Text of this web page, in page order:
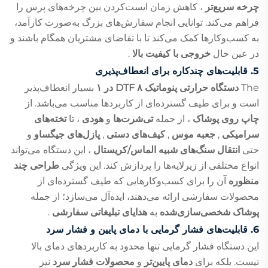
چرخه سریع‌تر ، کاهش زمان ایست‌کردن بین چرخه‌های پرس را
فراهم می‌کند. توانایی انجام سفارش‌های بزرگ به‌صورت کارآمد،
به کسب‌وکارها کمک می‌کند تا با تقاضای مشتریان همگام باشند و
در عین حال خروجی با کیفیت بالا .
5. قابلیت‌های چندکاره برای انعطاف‌پذیری
The دستگاه حرارتی پنوماتیک DTF ۸ در ۱
بسیار انعطاف‌پذیر
است و برای طیف گسترده‌ای از کاربردها مناسب می‌باشد. از
چاپ روی پوشاک ، از جملهتی‌شرت‌ها و هودی ، تاتخته‌های
سرامیکی , جعبه موس ,کیف‌های دستی , پازل‌های جیگساو و
حتی انتقال سنگ‌های شبیه الماس/کریستال ، این دستگاه می‌تواند
انواع مختلفی از زیرلایه‌ها را پردازش کند. این ویژگی طراحی چند
منظوره آن را برای کسب‌وکارهایی که طیف گسترده‌ای از
محصولات سفارشی ارائه می‌دهند، ایده‌آل می‌سازد؛ از جمله
پوشاک شخصی‌سازی‌شده به هدایای تبلیغاتی سفارشی .
6. قابلیت‌های فشار گرمایی با دمای پایین و فشار سرد
این دستگاه فشار گرمایی تنها محدود به کاربردهای دمای بالا
نیست. بلکه برای دمای پایین‌تر و محصولات فشار سرد نیز